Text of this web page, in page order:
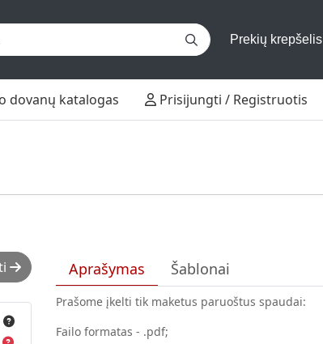
Prekių krepšelis
dovanų katalogas Prisijungti / Registruotis
Prisijungti / Registruotis
Aprašymas Šablonai
Prašome įkelti tik maketus paruoštus spaudai:
Failo formatas - .pdf;